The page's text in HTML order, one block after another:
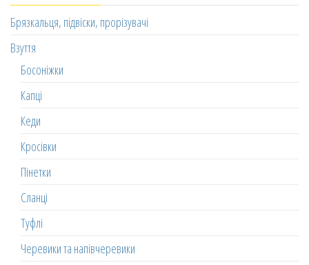
Брязкальця, підвіски, прорізувачі
Взуття
Босоніжки
Капці
Кеди
Кросівки
Пінетки
Сланці
Туфлі
Черевики та напівчеревики